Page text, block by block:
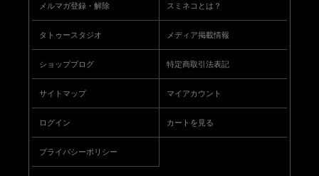
メルマガ登録・解除 スミネコとは？
タトゥースタジオ メディア掲載情報
ショップブログ 特定商取引法表記
サイトマップ マイアカウント
ログイン カートを見る
プライバシーポリシー